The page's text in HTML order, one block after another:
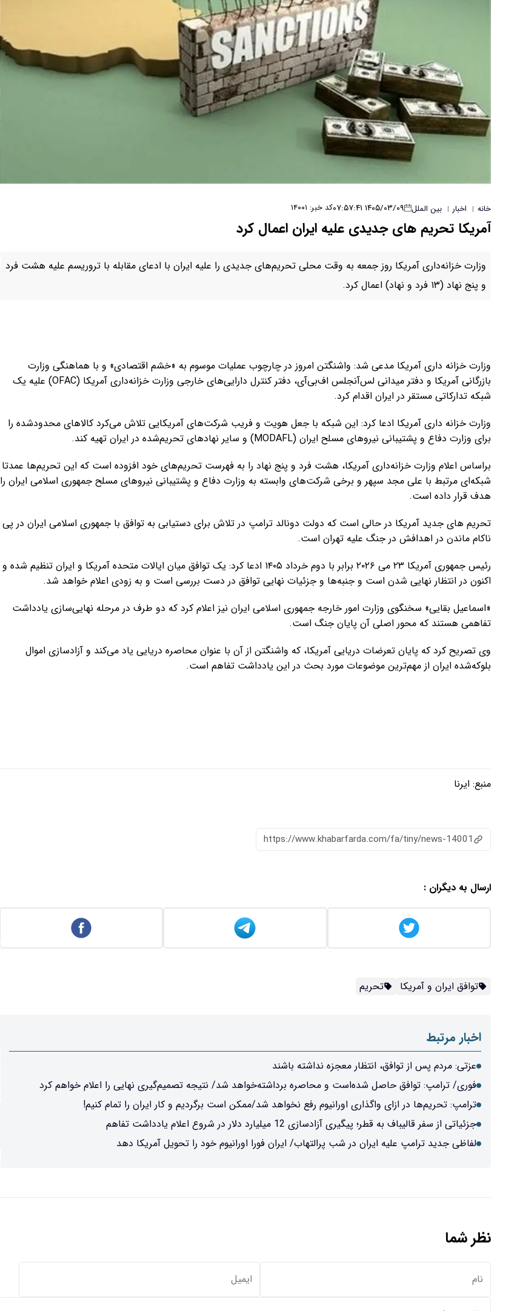
خانه | اخبار | بین الملل ۱۴۰۵/۰۳/۰۹ ۰۷:۵۷:۴۱ کد خبر: ۱۴۰۰۱
آمریکا تحریم های جدیدی علیه ایران اعمال کرد
وزارت خزانه‌داری آمریکا روز جمعه به وقت محلی تحریم‌های جدیدی را علیه ایران با ادعای مقابله با تروریسم علیه هشت فرد
و پنج نهاد (۱۳ فرد و نهاد) اعمال کرد.
وزارت خزانه داری آمریکا مدعی شد: واشنگتن امروز در چارچوب عملیات موسوم به «خشم اقتصادی» و با هماهنگی وزارت
بازرگانی آمریکا و دفتر میدانی لس‌آنجلس اف‌بی‌آی، دفتر کنترل دارایی‌های خارجی وزارت خزانه‌داری آمریکا (OFAC) علیه یک
شبکه تدارکاتی مستقر در ایران اقدام کرد.
وزارت خزانه داری آمریکا ادعا کرد: این شبکه با جعل هویت و فریب شرکت‌های آمریکایی تلاش می‌کرد کالاهای محدودشده را
برای وزارت دفاع و پشتیبانی نیروهای مسلح ایران (MODAFL) و سایر نهادهای تحریم‌شده در ایران تهیه کند.
براساس اعلام وزارت خزانه‌داری آمریکا، هشت فرد و پنج نهاد را به فهرست تحریم‌های خود افزوده است که این تحریم‌ها عمدتا
شبکه‌ای مرتبط با علی مجد سپهر و برخی شرکت‌های وابسته به وزارت دفاع و پشتیبانی نیروهای مسلح جمهوری اسلامی ایران را
هدف قرار داده است.
تحریم های جدید آمریکا در حالی است که دولت دونالد ترامپ در تلاش برای دستیابی به توافق با جمهوری اسلامی ایران در پی
ناکام ماندن در اهدافش در جنگ علیه تهران است.
رئیس جمهوری آمریکا ۲۳ می ۲۰۲۶ برابر با دوم خرداد ۱۴۰۵ ادعا کرد: یک توافق میان ایالات متحده آمریکا و ایران تنظیم شده و
اکنون در انتظار نهایی شدن است و جنبه‌ها و جزئیات نهایی توافق در دست بررسی است و به‌ زودی اعلام خواهد شد.
«اسماعیل بقایی» سخنگوی وزارت امور خارجه جمهوری اسلامی ایران نیز اعلام کرد که دو طرف در مرحله نهایی‌سازی یادداشت
تفاهمی هستند که محور اصلی آن پایان جنگ است.
وی تصریح کرد که پایان تعرضات دریایی آمریکا، که واشنگتن از آن با عنوان محاصره دریایی یاد می‌کند و آزادسازی اموال
بلوکه‌شده ایران از مهم‌ترین موضوعات مورد بحث در این یادداشت تفاهم است.
منبع: ایرنا
https://www.khabarfarda.com/fa/tiny/news-14001
ارسال به دیگران :
توافق ایران و آمریکا تحریم
اخبار مرتبط
عزتی: مردم پس از توافق، انتظار معجزه نداشته باشند
فوری/ ترامپ: توافق حاصل شده‌است و محاصره برداشته‌خواهد شد/ نتیجه تصمیم‌گیری نهایی را اعلام خواهم کرد
ترامپ: تحریم‌ها در ازای واگذاری اورانیوم رفع نخواهد شد/ممکن است برگردیم و کار ایران را تمام کنیم!
جزئیاتی از سفر قالیباف به قطر؛ پیگیری آزادسازی 12 میلیارد دلار در شروع اعلام یادداشت تفاهم
لفاظی جدید ترامپ علیه ایران در شب پرالتهاب/ ایران فورا اورانیوم خود را تحویل آمریکا دهد
نظر شما